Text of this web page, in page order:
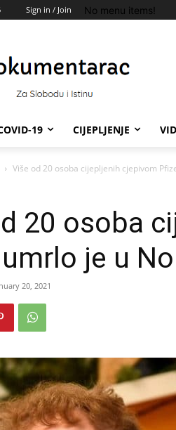
Sign in / Join No menu items!
19 CIJEPLJENJE
Više od 20 osoba cijepljenih cjepivom
20 osoba
je u
20, 2021